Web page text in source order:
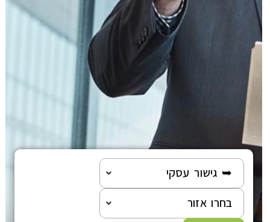
פשיטת רגל
גישור ובוררות
צה"ל-משרד הביטחון
עוד תחומים➥ גישור עסקי
בחרו אזור